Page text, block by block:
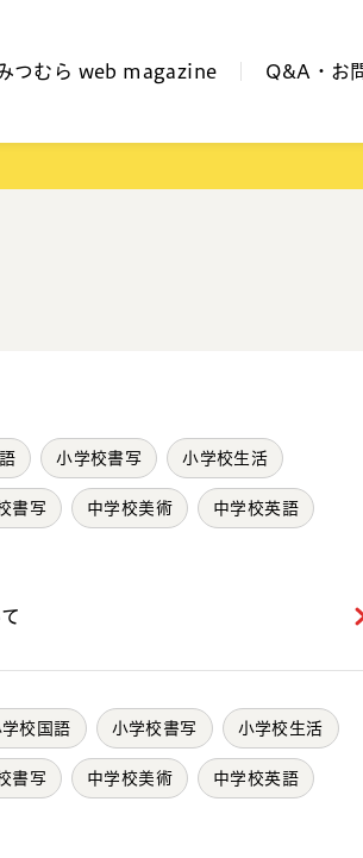
つむら web magazine Q&A・お
小学校書写 小学校生活
書写 中学校美術 中学校英語
学校国語 小学校書写 小学校生活
書写 中学校美術 中学校英語